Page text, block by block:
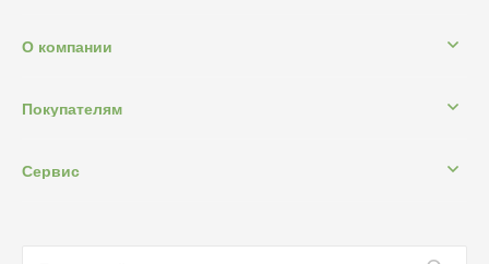
О компании
Покупателям
Сервис